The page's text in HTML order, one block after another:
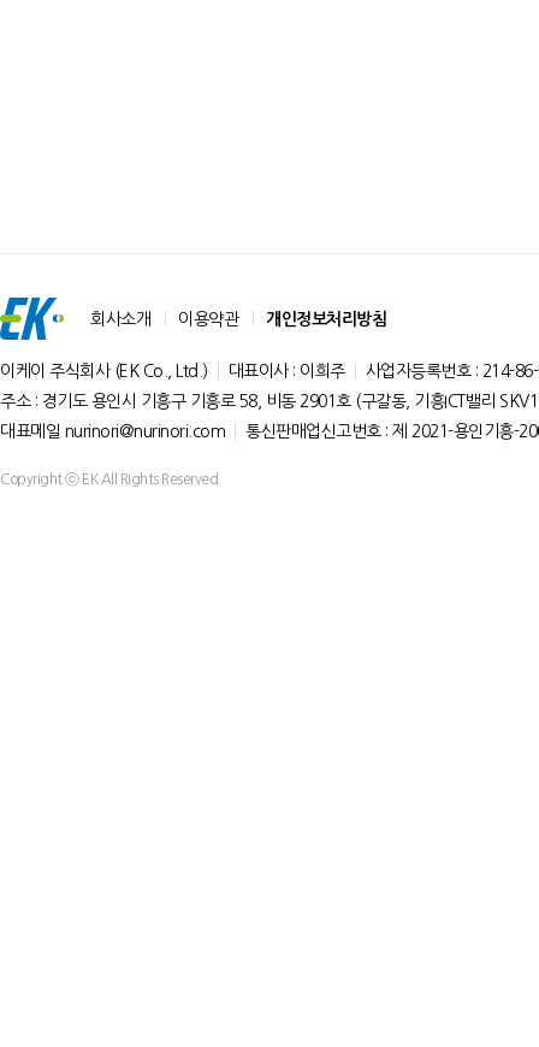
회사소개 이용약관 개인정보처리방침
이케이 주식회사 (EK Co., Ltd.) 대표이사 : 이희주
사업자등록번호 : 214-
주소 : 경기도 용인시 기흥구 기흥로 58, 비동 2901호 (구갈동, 기흥ICT밸리
대표메일 nurinori@nurinori.com
통신판매업신고번호 : 제 2021-용인기흥-
Copyright ⓒ EK All Rights Reserved.